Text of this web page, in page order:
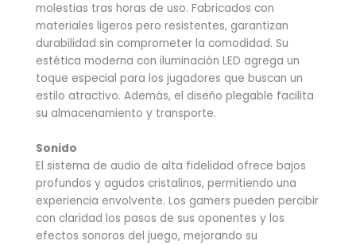
molestias tras horas de uso. Fabricados con
materiales ligeros pero resistentes, garantizan
durabilidad sin comprometer la comodidad. Su
estética moderna con iluminación LED agrega un
toque especial para los jugadores que buscan un
estilo atractivo. Además, el diseño plegable facilita
su almacenamiento y transporte.
Sonido
El sistema de audio de alta fidelidad ofrece bajos
profundos y agudos cristalinos, permitiendo una
experiencia envolvente. Los gamers pueden percibir
con claridad los pasos de sus oponentes y los
efectos sonoros del juego, mejorando su